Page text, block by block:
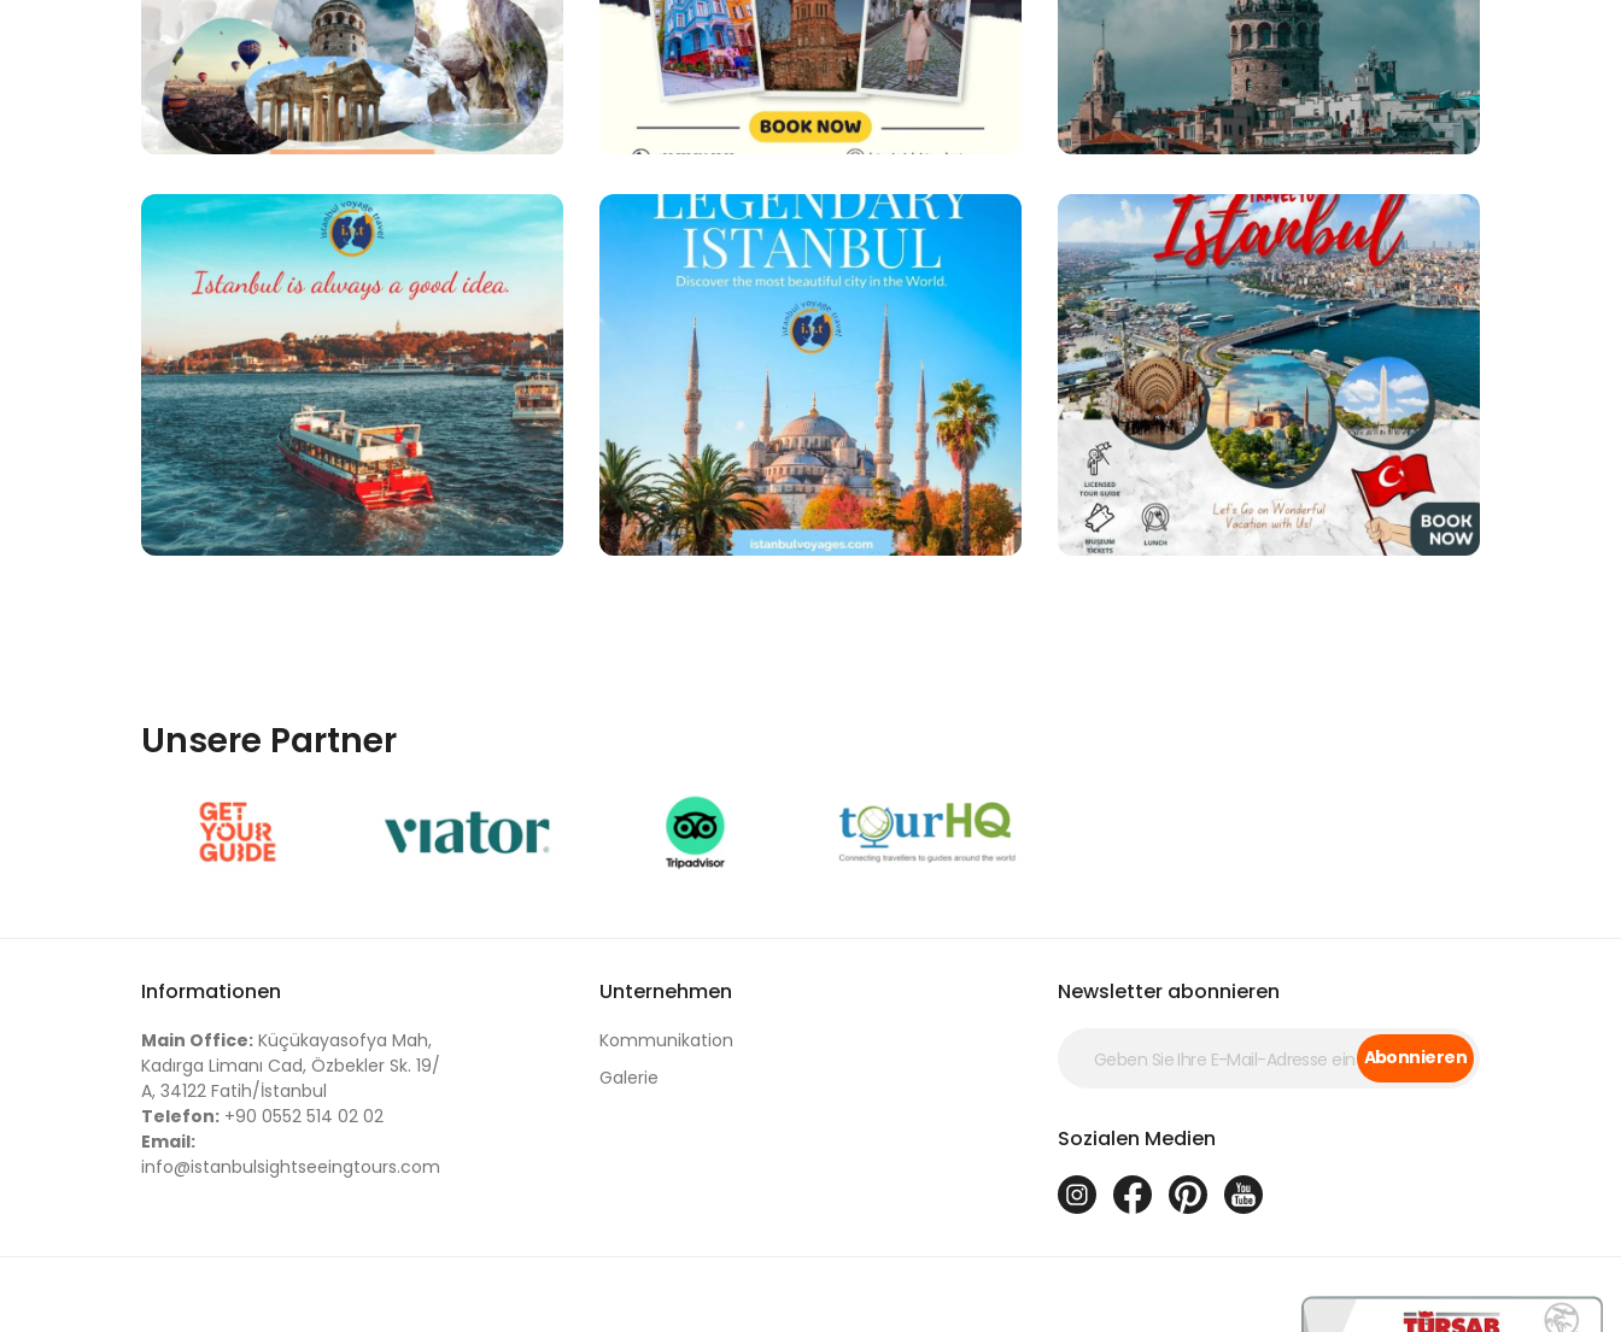
Unsere Partner
Informationen
Main Office: Küçükayasofya Mah,
Kadırga Limanı Cad, Özbekler Sk. 19/
A, 34122 Fatih/İstanbul
Telefon: +90 0552 514 02 02
Email:
info@istanbulsightseeingtours.com
Unternehmen
Kommunikation
Galerie
Newsletter abonnieren
Abonnieren
Sozialen Medien